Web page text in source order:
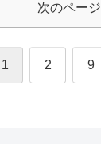
次のページ
1 2 9